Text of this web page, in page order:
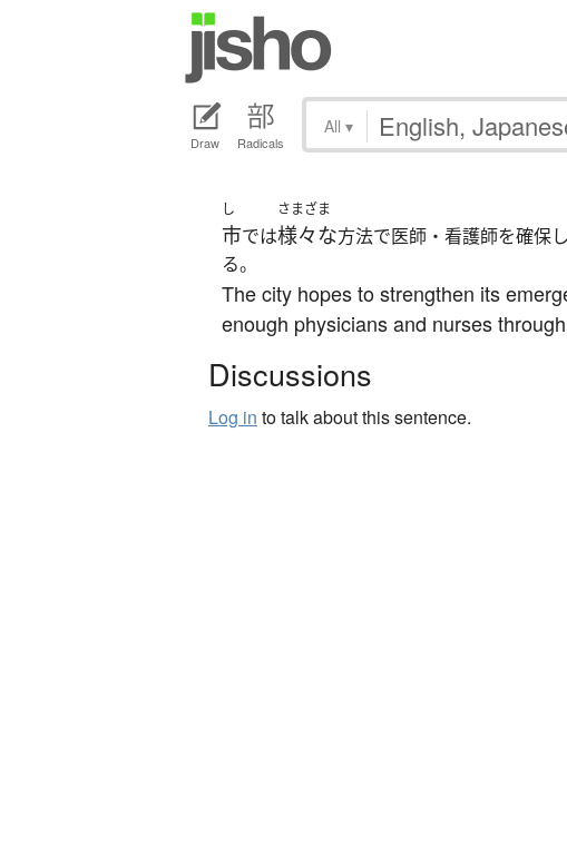
Draw Radicals
All ▾
し
市では
さまざま
様々な方法で医師・看護師を確保
る。
The city hopes to strengthen its
enough physicians and nurses
Discussions
Log in to talk about this sentence.